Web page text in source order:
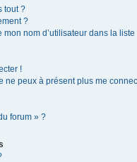
tout ?
?
nom d’utilisateur dans la liste
!
ne peux à présent plus me
forum » ?